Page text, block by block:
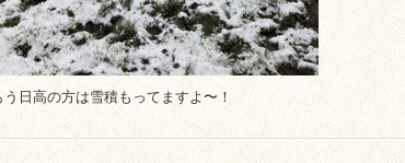
う日高の方は雪積もってますよ〜！